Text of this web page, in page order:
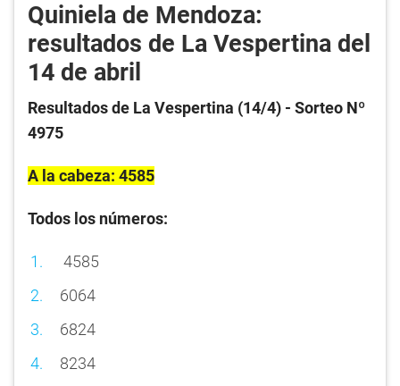
Quiniela de Mendoza:
resultados de La Vespertina del
14 de abril
Resultados de La Vespertina (14/4) - Sorteo Nº
4975
A la cabeza: 4585
Todos los números:
4585
6064
6824
8234